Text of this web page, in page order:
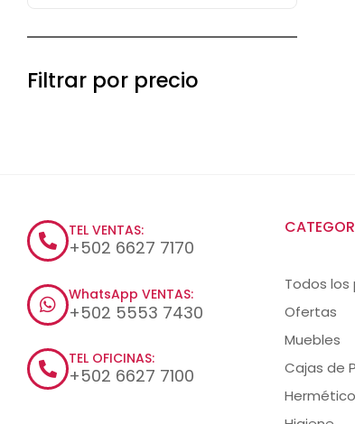
Filtrar por precio
TEL VENTAS:
+502 6627 7170
WhatsApp VENTAS:
+502 5553 7430
TEL OFICINAS:
+502 6627 7100
Todos
Ofertas
Muebles
Cajas de